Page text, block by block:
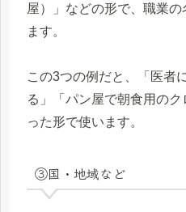
屋）」などの形で、職業
ます。
この3つの例だと、「医者
る」「パン屋で朝食用の
った形で使います。
③国・地域など